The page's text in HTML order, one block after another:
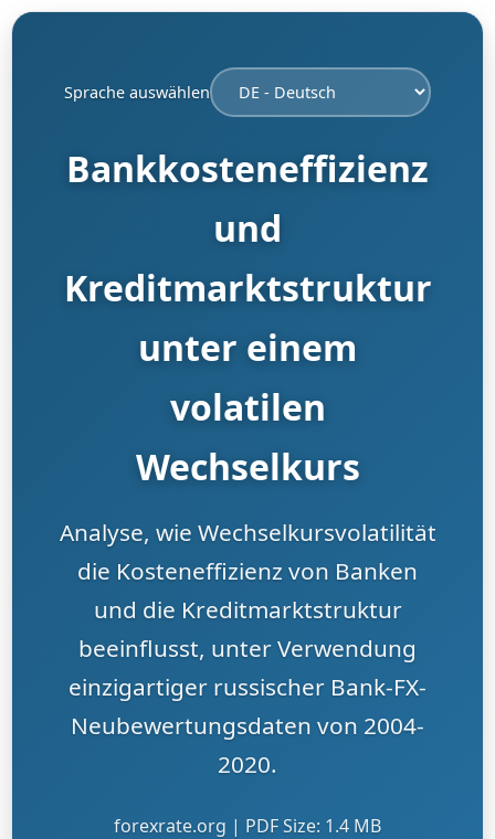
Sprache auswählen
Bankkosteneffizienz
und
Kreditmarktstruktur
unter einem
volatilen
Wechselkurs
Analyse, wie Wechselkursvolatilität
die Kosteneffizienz von Banken
und die Kreditmarktstruktur
beeinflusst, unter Verwendung
einzigartiger russischer Bank-FX-
Neubewertungsdaten von 2004-
2020.
forexrate.org | PDF Size: 1.4 MB